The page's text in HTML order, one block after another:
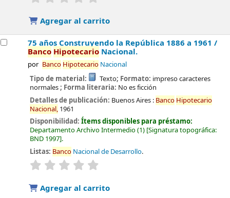
Agregar al carrito
75 años Construyendo la República 1886 a 1961 /
Banco Hipotecario Nacional.
por Banco HipotecarioNacional
Tipo de material: Texto; Formato: impreso caracteres
normales; Forma literaria: No es ficción
Detalles de publicación: Buenos Aires : Banco Hipotecario
Nacional, 1961
Disponibilidad:Ítems disponibles para préstamo:
Departamento Archivo Intermedio(1) Signatura topográfica:
BND 1997 .
Listas: Banco Nacional de Desarrollo.
valoración
Agregar al carrito